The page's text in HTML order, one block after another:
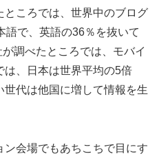
ころでは、世界中のブログ
語で、英語の36％を抜いて
調べたところでは、モバイ
は、日本は世界平均の5倍
代は他国に増して情報を生
ン会場でもあちこちで目にす